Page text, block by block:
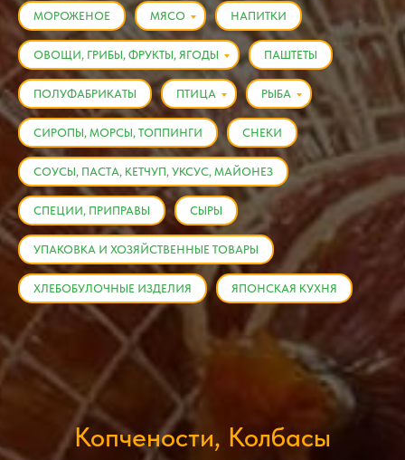
МОРОЖЕНОЕ МЯСО НАПИТКИ
ОВОЩИ, ГРИБЫ, ФРУКТЫ, ЯГОДЫ ПАШТЕТЫ
ПОЛУФАБРИКАТЫ ПТИЦА РЫБА
СИРОПЫ, МОРСЫ, ТОППИНГИ СНЕКИ
СОУСЫ, ПАСТА, КЕТЧУП, УКСУС, МАЙОНЕЗ
СПЕЦИИ, ПРИПРАВЫ СЫРЫ
УПАКОВКА И ХОЗЯЙСТВЕННЫЕ ТОВАРЫ
ХЛЕБОБУЛОЧНЫЕ ИЗДЕЛИЯ ЯПОНСКАЯ КУХНЯ
Копчености, Колбасы